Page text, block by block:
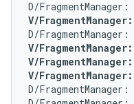
V/
V/
V/
V/
D/FragmentManager: